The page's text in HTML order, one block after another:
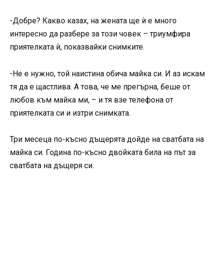
-Добре? Какво казах, на жената ще ѝ е много
интересно да разбере за този човек – триумфира
приятелката ѝ, показвайки снимките.
-Не е нужно, той наистина обича майка си. И аз искам
тя да е щастлива. А това, че ме прегърна, беше от
любов към майка ми, – и тя взе телефона от
приятелката си и изтри снимката.
Три месеца по-късно дъщерята дойде на сватбата на
майка си. Година по-късно двойката била на път за
сватбата на дъщеря си.